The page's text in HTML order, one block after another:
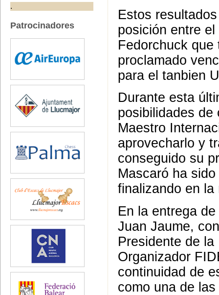
Estos
posición entre
Fedorchuck
proclamado
para el tanbien
Durante esta
posibilidades de
Maestro
aprovecharlo y
conseguido su
Mascaró ha
finalizando en
En la entrega
Juan Jaume,
Presidente de la
Organizador
continuidad de
como una de
.
Patrocinadores